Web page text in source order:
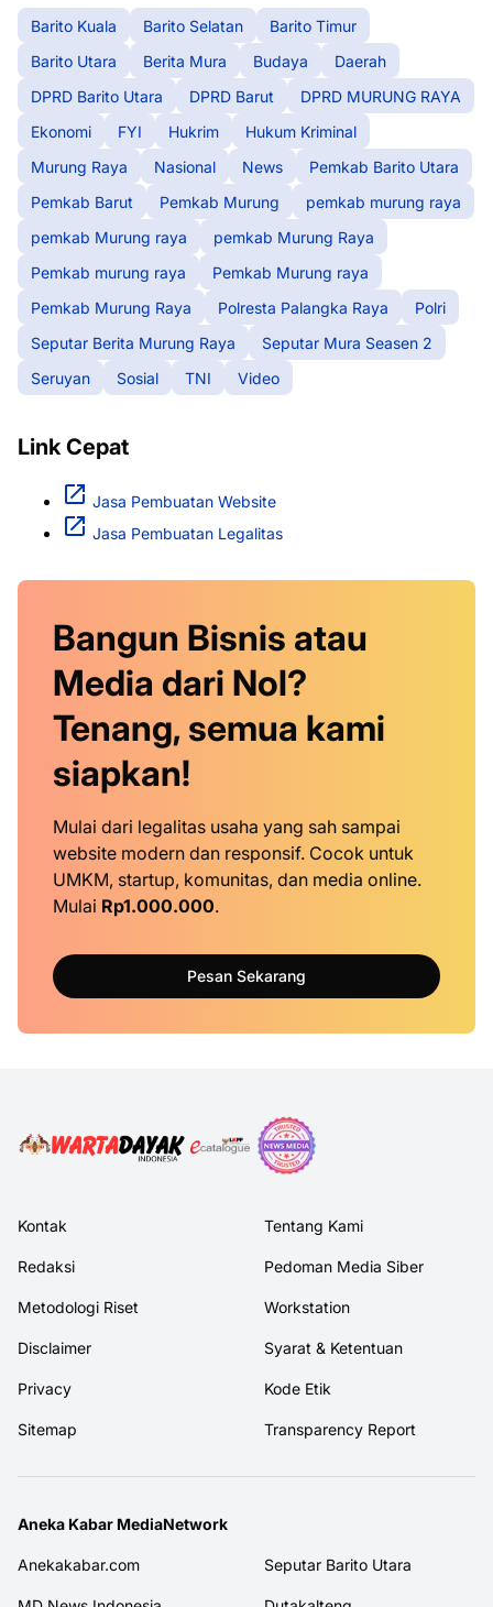
Barito Kuala Barito Selatan
Barito Timur
Barito Utara
Berita Mura Budaya
Daerah
DPRD Barito Utara
DPRD Barut
DPRD MURUNG RAYA
Ekonomi
FYI Hukrim
Hukum Kriminal
Murung Raya
Nasional News
Pemkab Barito Utara
Pemkab Barut
Pemkab Murung
pemkab murung raya
pemkab Murung raya
pemkab Murung Raya
Pemkab murung raya
Pemkab Murung raya
Pemkab Murung Raya
Polresta Palangka Raya
Polri
Seputar Berita Murung Raya
Seputar Mura Seasen 2
Seruyan
Sosial TNI Video
Link Cepat
Jasa Pembuatan Website
Jasa Pembuatan Legalitas
Bangun Bisnis atau
Media dari Nol?
Tenang, semua kami
siapkan!
Mulai dari legalitas usaha yang sah sampai
website modern dan responsif. Cocok untuk
UMKM, startup, komunitas, dan media online.
Mulai Rp1.000.000.
Pesan Sekarang
Kontak Tentang Kami
Redaksi Pedoman Media Siber
Metodologi Riset Workstation
Disclaimer Syarat & Ketentuan
Privacy Kode Etik
Sitemap Transparency Report
Aneka Kabar MediaNetwork
Anekakabar.com Seputar Barito Utara